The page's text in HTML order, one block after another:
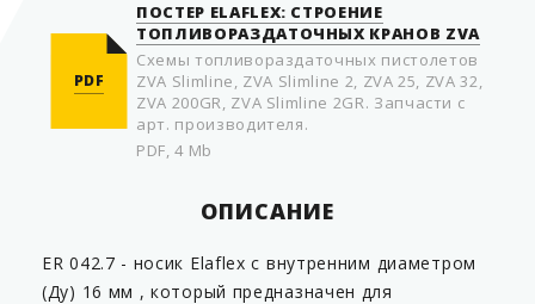
PDF
ПОСТЕР ELAFLEX: СТРОЕНИЕ
ТОПЛИВОРАЗДАТОЧНЫХ КРАНОВ ZVA
Схемы топливораздаточных пистолетов
ZVA Slimline, ZVA Slimline 2, ZVA 25, ZVA 32,
ZVA 200GR, ZVA Slimline 2GR. Запчасти с
арт. производителя.
PDF, 4 Mb
ОПИСАНИЕ
ER 042.7 - носик Elaflex с внутренним диаметром
(Ду) 16 мм , который предназначен для